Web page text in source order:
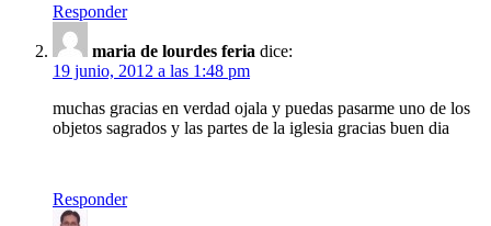
Responder
maria de lourdes feria dice:
19 junio, 2012 a las 1:48 pm
muchas gracias en verdad ojala y puedas pasarme uno de los
objetos sagrados y las partes de la iglesia gracias buen dia
Responder